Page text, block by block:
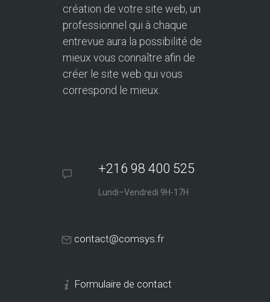
création de votre site web, un
professionnel qui à chaque
entrevue aura la possibilité de
mieux vous connaître afin de
créer le site web qui vous
correspond le mieux.
+216 98 400 525
Lundi–Vendredi 9H-17H
contact@comsys.fr
Formulaire de contact